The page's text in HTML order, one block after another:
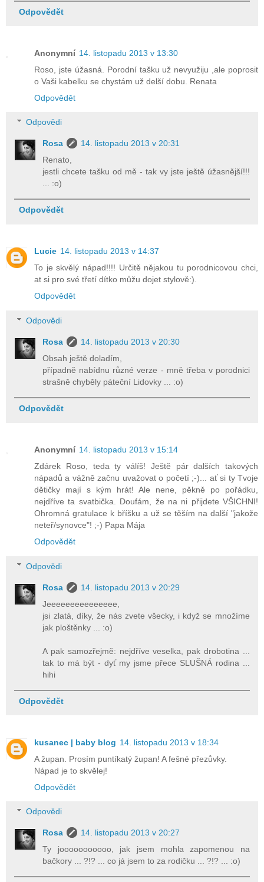
Odpovědět
Anonymní 14. listopadu 2013 v 13:30
Roso, jste úžasná. Porodní tašku už nevyužiju ,ale poprosit
o Vaši kabelku se chystám už delší dobu. Renata
Odpovědět
Odpovědi
Rosa
14. listopadu 2013 v 20:31
Renato,
jestli chcete tašku od mě - tak vy jste ještě úžasnější!!!
... :o)
Odpovědět
Lucie 14. listopadu 2013 v 14:37
To je skvělý nápad!!!! Určitě nějakou tu porodnicovou chci,
at si pro své třetí dítko můžu dojet stylově:).
Odpovědět
Odpovědi
Rosa
14. listopadu 2013 v 20:30
Obsah ještě doladím,
případně nabídnu různé verze - mně třeba v porodnici
strašně chyběly páteční Lidovky ... :o)
Odpovědět
Anonymní 14. listopadu 2013 v 15:14
Zdárek Roso, teda ty válíš! Ještě pár dalších takových
nápadů a vážně začnu uvažovat o početí ;-)... ať si ty Tvoje
dětičky mají s kým hrát! Ale nene, pěkně po pořádku,
nejdříve ta svatbička. Doufám, že na ni přijdete VŠICHNI!
Ohromná gratulace k bříšku a už se těším na další "jakože
neteř/synovce"! ;-) Papa Mája
Odpovědět
Odpovědi
Rosa
14. listopadu 2013 v 20:29
Jeeeeeeeeeeeeeee,
jsi zlatá, díky, že nás zvete všecky, i když se množíme
jak ploštěnky ... :o)
A pak samozřejmě: nejdříve veselka, pak drobotina ...
tak to má být - dyť my jsme přece SLUŠNÁ rodina ...
hihi
Odpovědět
kusanec | baby blog 14. listopadu 2013 v 18:34
A župan. Prosím puntíkatý župan! A fešné přezůvky.
Nápad je to skvělej!
Odpovědět
Odpovědi
Rosa
14. listopadu 2013 v 20:27
Ty jooooooooooo, jak jsem mohla zapomenou na
bačkory ... ?!? ... co já jsem to za rodičku ... ?!? ... :o)